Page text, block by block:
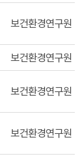
보건환경연구원
보건환경연구원
보건환경연구원
보건환경연구원